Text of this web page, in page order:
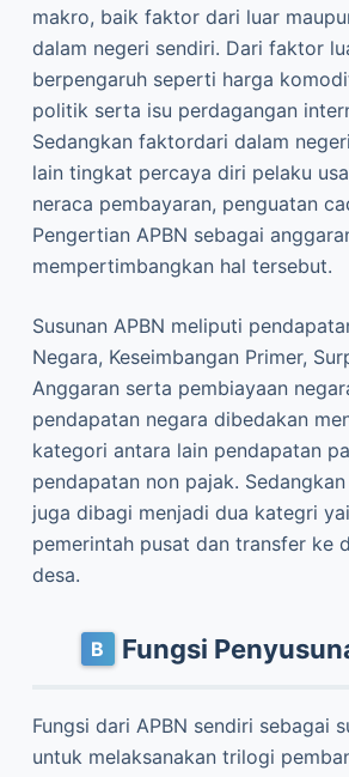
makro, baik faktor dari luar
dalam negeri sendiri. Dari faktor
berpengaruh seperti harga
politik serta isu perdagangan
Sedangkan faktordari dalam
lain tingkat percaya diri pelaku
neraca pembayaran, penguatan
Pengertian APBN sebagai
mempertimbangkan hal tersebut.
Susunan APBN meliputi
Negara, Keseimbangan Primer,
Anggaran serta pembiayaan
pendapatan negara dibedakan
kategori antara lain pendapatan
pendapatan non pajak.
juga dibagi menjadi dua kategri
pemerintah pusat dan transfer ke
desa.
Fungsi
Fungsi dari APBN sendiri sebagai
untuk melaksanakan trilogi